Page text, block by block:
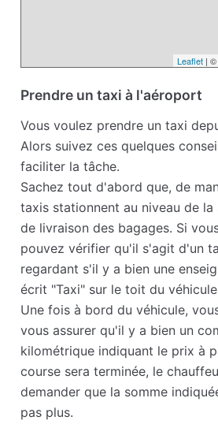
Leaflet| ©
Prendre un taxi à l'aéroport
Vous voulez prendre un taxi
Alors suivez ces quelques
faciliter la tâche.
Sachez tout d'abord que, de
taxis stationnent au niveau de
de livraison des bagages. Si
pouvez vérifier qu'il s'agit d'un
regardant s'il y a bien une
écrit "Taxi" sur le toit du
Une fois à bord du véhicule,
vous assurer qu'il y a bien un
kilométrique indiquant le prix à
course sera terminée, le
demander que la somme
pas plus.